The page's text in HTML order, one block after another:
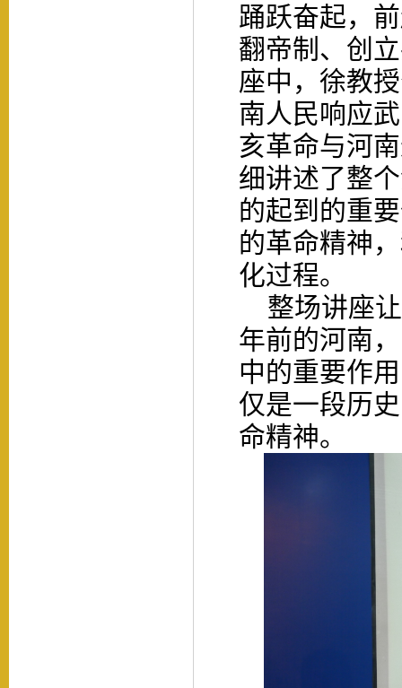
踊跃奋起，
翻帝制、创
座中， 徐教
南人民响应
亥革命与河
细讲述了整
的起到的重
的革命精神
化过程。
整场讲座
年前的河南
中的重要作
仅是一段历
命精神。